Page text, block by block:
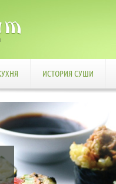
ИСТОРИЯ СУШИ